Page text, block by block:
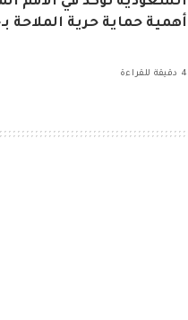
أهمية حماية حرية الملاحة
4 دقيقة للقراءة